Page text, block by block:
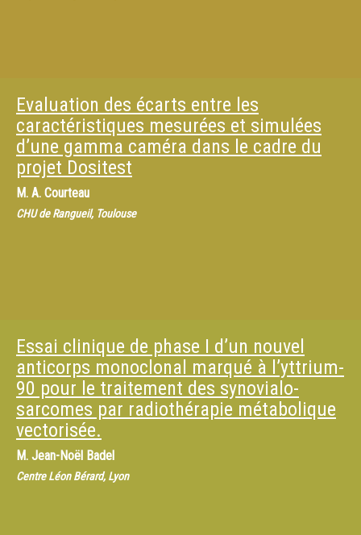
Evaluation des écarts entre les
caractéristiques mesurées et simulées
d’une gamma caméra dans le cadre du
projet Dositest
M. A. Courteau
CHU de Rangueil, Toulouse
Essai clinique de phase I d’un nouvel
anticorps monoclonal marqué à l’yttrium-
90 pour le traitement des synovialo-
sarcomes par radiothérapie métabolique
vectorisée.
M. Jean-Noël Badel
Centre Léon Bérard, Lyon